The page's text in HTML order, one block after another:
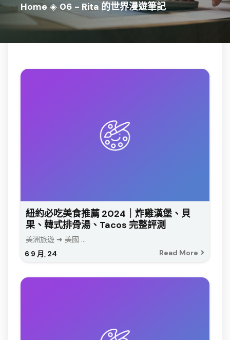
Home◈06 - Rita 的世界漫遊筆記
紐約必吃美食推薦 2024｜炸雞漢堡、貝
果、韓式排骨湯、Tacos 完整評測
6 9 月, 24
美洲旅遊 ➜ 美國 ...
Read More